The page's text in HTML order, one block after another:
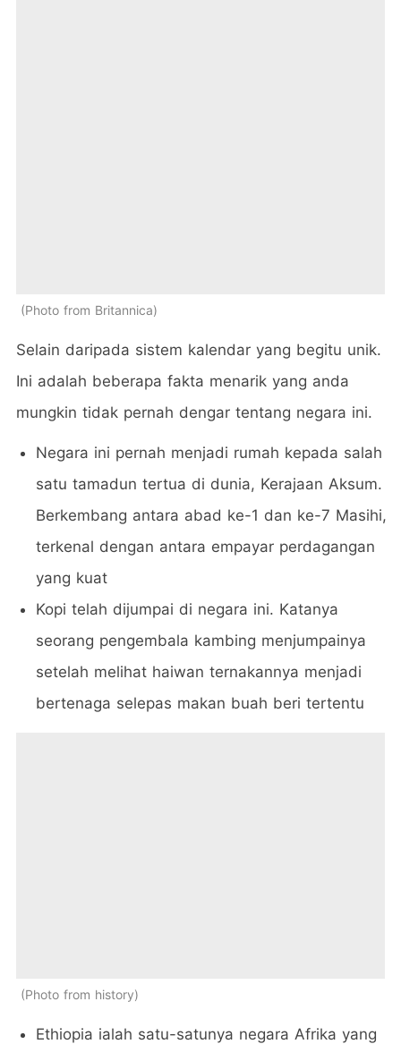
Photo from Britannica
Selain daripada sistem kalendar yang begitu unik.
Ini adalah beberapa fakta menarik yang anda
mungkin tidak pernah dengar tentang negara ini.
Negara ini pernah menjadi rumah kepada salah
satu tamadun tertua di dunia, Kerajaan Aksum.
Berkembang antara abad ke-1 dan ke-7 Masihi,
terkenal dengan antara empayar perdagangan
yang kuat
Kopi telah dijumpai di negara ini. Katanya
seorang pengembala kambing menjumpainya
setelah melihat haiwan ternakannya menjadi
bertenaga selepas makan buah beri tertentu
Photo from history
Ethiopia ialah satu-satunya negara Afrika yang